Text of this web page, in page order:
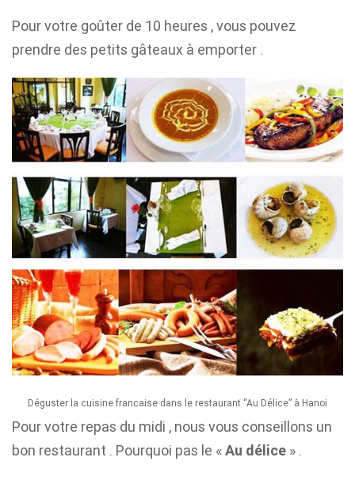
Pour votre goûter de 10 heures , vous pouvez
prendre des petits gâteaux à emporter .
Déguster la cuisine francaise dans le restaurant “Au Délice” à Hanoi
Pour votre repas du midi , nous vous conseillons un
bon restaurant . Pourquoi pas le «Au délice » .